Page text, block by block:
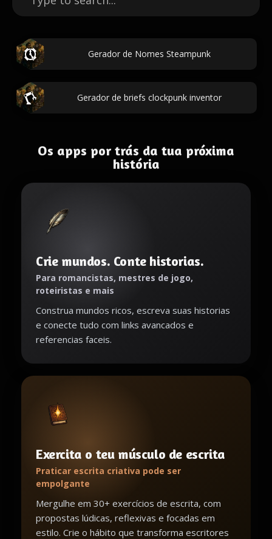
Gerador de Nomes Steampunk
Gerador de briefs clockpunk inventor
Os apps por trás da tua próxima
história
Crie mundos. Conte historias.
Para romancistas, mestres de jogo,
roteiristas e mais
Construa mundos ricos, escreva suas historias
e conecte tudo com links avancados e
referencias faceis.
Exercita o teu músculo de escrita
Praticar escrita criativa pode ser
empolgante
Mergulhe em 30+ exercícios de escrita, com
propostas lúdicas, reflexivas e focadas em
estilo. Crie o hábito que transforma escritores